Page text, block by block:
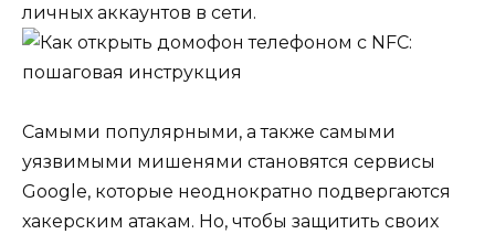
личных аккаунтов в сети.
Самыми популярными, а также самыми
уязвимыми мишенями становятся сервисы
Google, которые неоднократно подвергаются
хакерским атакам. Но, чтобы защитить своих